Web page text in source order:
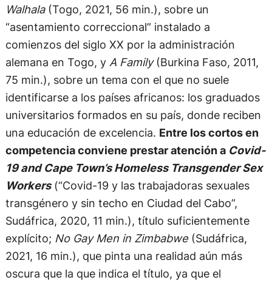
Walhala(Togo, 2021, 56 min.), sobre un
“asentamiento correccional” instalado a
comienzos del siglo XX por la administración
alemana en Togo, y A Family(Burkina Faso, 2011,
75 min.), sobre un tema con el que no suele
identificarse a los países africanos: los graduados
universitarios formados en su país, donde reciben
una educación de excelencia. Entre los cortos en
competencia conviene prestar atención a Covid-
19 and Cape Town’s Homeless Transgender Sex
Workers(“Covid-19 y las trabajadoras sexuales
transgénero y sin techo en Ciudad del Cabo”,
Sudáfrica, 2020, 11 min.), título suficientemente
explícito; No Gay Men in Zimbabwe(Sudáfrica,
2021, 16 min.), que pinta una realidad aún más
oscura que la que indica el título, ya que el